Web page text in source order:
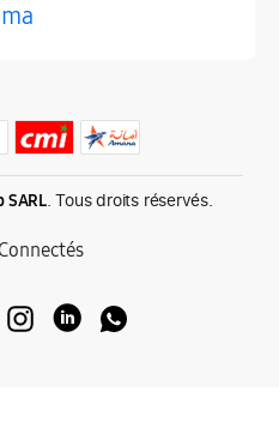
références incontournables :
SARL. Tous droits réservés.